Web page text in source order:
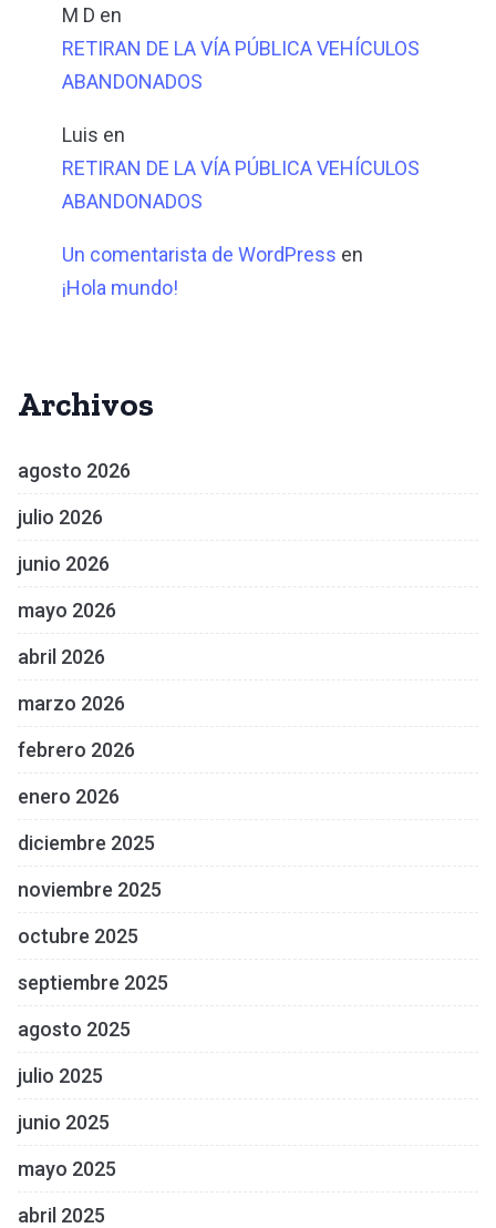
M D en
RETIRAN DE LA VÍA PÚBLICA VEHÍCULOS
ABANDONADOS
Luis en
RETIRAN DE LA VÍA PÚBLICA VEHÍCULOS
ABANDONADOS
Un comentarista de WordPress en
¡Hola mundo!
Archivos
agosto 2026
julio 2026
junio 2026
mayo 2026
abril 2026
marzo 2026
febrero 2026
enero 2026
diciembre 2025
noviembre 2025
octubre 2025
septiembre 2025
agosto 2025
julio 2025
junio 2025
mayo 2025
abril 2025